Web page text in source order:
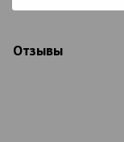
Отзывы